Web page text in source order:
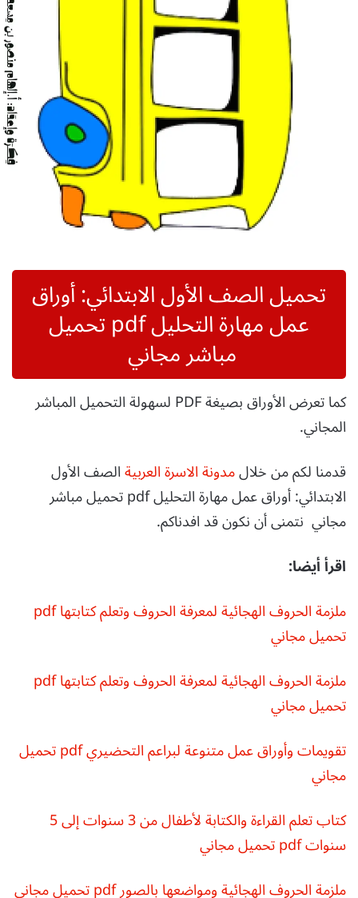
تحميل الصف الأول الابتدائي: أوراق
عمل مهارة التحليل pdf تحميل
مباشر مجاني
كما تعرض الأوراق بصيغة PDF لسهولة التحميل المباشر
المجاني.
قدمنا لكم من خلالمدونة الاسرة العربيةالصف الأول
الابتدائي: أوراق عمل مهارة التحليل pdf تحميل مباشر
مجاني نتمنى أن نكون قد افدناكم.
اقرأ أيضا:
ملزمة الحروف الهجائية لمعرفة الحروف وتعلم كتابتها pdf
تحميل مجاني
ملزمة الحروف الهجائية لمعرفة الحروف وتعلم كتابتها pdf
تحميل مجاني
تقويمات وأوراق عمل متنوعة لبراعم التحضيري pdf تحميل
مجاني
كتاب تعلم القراءة والكتابة لأطفال من 3 سنوات إلى 5
سنوات pdf تحميل مجاني
ملزمة الحروف الهجائية ومواضعها بالصور pdf تحميل مجاني